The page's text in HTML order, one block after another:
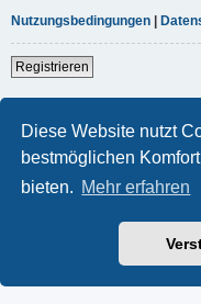
Diese Website nutzt
bestmöglichen
bieten. Mehr erfahren
Nutzungsbedingungen
Registrieren
TUK TUK Thailand Reisetipps
Powered byphpBB
Deutsche